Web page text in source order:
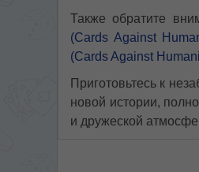
Также обратите
(Cards Against
(Cards Against
Приготовьтесь к
новой истории,
и дружеской